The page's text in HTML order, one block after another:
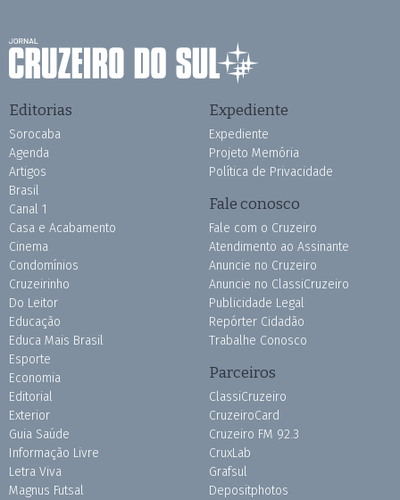
Editorias
Sorocaba
Agenda
Artigos
Brasil
Canal 1
Casa e Acabamento
Cinema
Condomínios
Cruzeirinho
Do Leitor
Educação
Educa Mais Brasil
Esporte
Economia
Editorial
Exterior
Guia Saúde
Informação Livre
Letra Viva
Magnus Futsal
Expediente
Expediente
Projeto Memória
Política de Privacidade
Fale conosco
Fale com o Cruzeiro
Atendimento ao Assinante
Anuncie no Cruzeiro
Anuncie no ClassiCruzeiro
Publicidade Legal
Repórter Cidadão
Trabalhe Conosco
Parceiros
ClassiCruzeiro
CruzeiroCard
Cruzeiro FM 92.3
CruxLab
Grafsul
Depositphotos